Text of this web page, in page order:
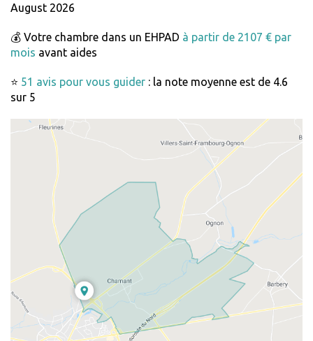
August 2026
💰 Votre chambre dans un EHPAD à partir de 2107 € par
mois avant aides
⭐ 51 avis pour vous guider : la note moyenne est de 4.6
sur 5